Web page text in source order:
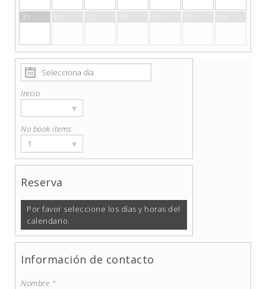
31
Inicio
▾
No book items
1
▾
Reserva
Por favor seleccione los días y horas del
calendario.
Información de contacto
Nombre *